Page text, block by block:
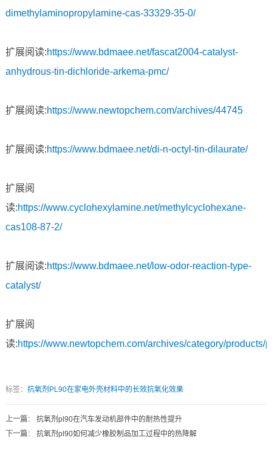
dimethylaminopropylamine-cas-33329-35-0/
扩展阅读:https://www.bdmaee.net/fascat2004-catalyst-
anhydrous-tin-dichloride-arkema-pmc/
扩展阅读:https://www.newtopchem.com/archives/44745
扩展阅读:https://www.bdmaee.net/di-n-octyl-tin-dilaurate/
扩展阅
读:https://www.cyclohexylamine.net/methylcyclohexane-
cas108-87-2/
扩展阅读:https://www.bdmaee.net/low-odor-reaction-type-
catalyst/
扩展阅
读:https://www.newtopchem.com/archives/category/products/
标签： 抗氧剂PL90在家电外壳材料中的长效抗氧化效果
上一篇： 抗氧剂pl90在汽车发动机部件中的耐热性提升
下一篇： 抗氧剂pl90如何减少橡胶制品加工过程中的热降解